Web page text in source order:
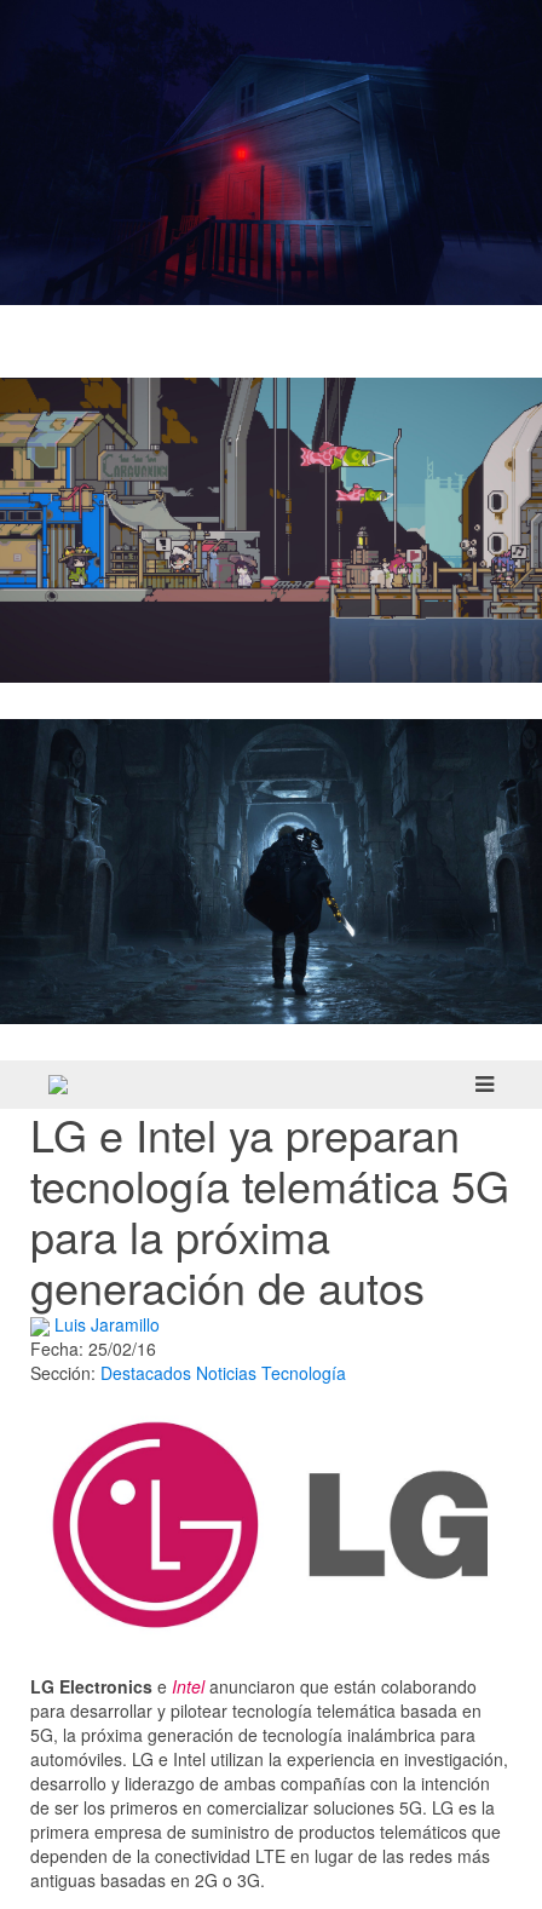
LG e Intel ya preparan
tecnología telemática 5G
para la próxima
generación de autos
Luis Jaramillo
Fecha: 25/02/16
Sección: Destacados Noticias Tecnología
LG Electronics e Intelanunciaron que están colaborando
para desarrollar y pilotear tecnología telemática basada en
5G, la próxima generación de tecnología inalámbrica para
automóviles. LG e Intel utilizan la experiencia en investigación,
desarrollo y liderazgo de ambas compañías con la intención
de ser los primeros en comercializar soluciones 5G. LG es la
primera empresa de suministro de productos telemáticos que
dependen de la conectividad LTE en lugar de las redes más
antiguas basadas en 2G o 3G.